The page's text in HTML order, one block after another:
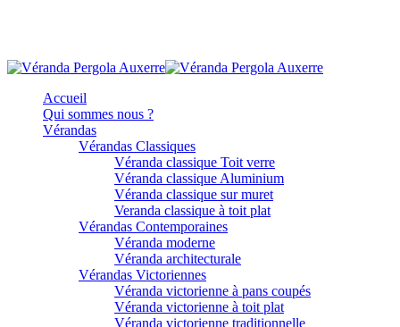
Accueil
Qui sommes nous ?
Vérandas
Vérandas Classiques
Véranda classique Toit verre
Véranda classique Aluminium
Véranda classique sur muret
Veranda classique à toit plat
Vérandas Contemporaines
Véranda moderne
Véranda architecturale
Vérandas Victoriennes
Véranda victorienne à pans coupés
Véranda victorienne à toit plat
Véranda victorienne traditionnelle